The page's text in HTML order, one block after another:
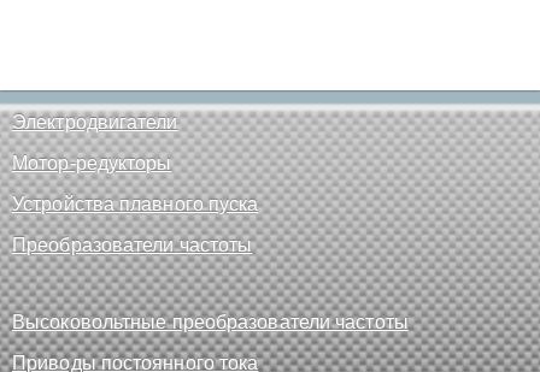
Электродвигатели
Мотор-редукторы
Устройства плавного пуска
Преобразователи частоты
Высоковольтные преобразователи частоты
Приводы постоянного тока